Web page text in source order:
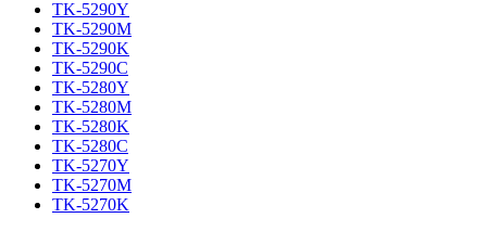
TK-5290Y
TK-5290M
TK-5290K
TK-5290C
TK-5280Y
TK-5280M
TK-5280K
TK-5280C
TK-5270Y
TK-5270M
TK-5270K